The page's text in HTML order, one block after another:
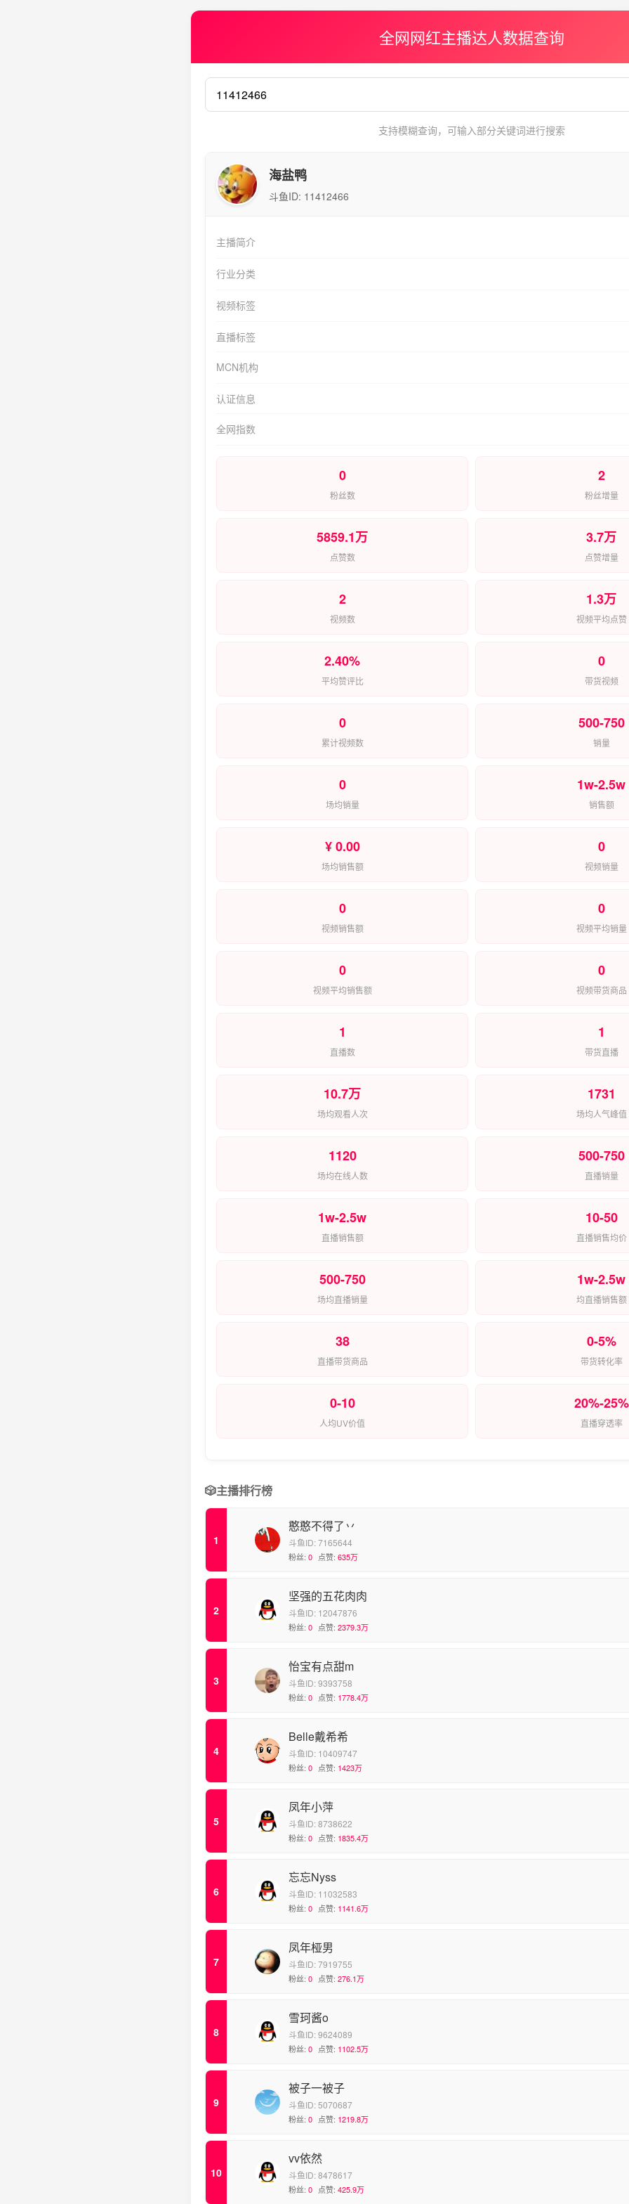
全网网红主播达人数据查询
支持模糊查询，可输入部分关键词进行搜索
海盐鸭
斗鱼ID: 11412466
主播简介
行业分类
视频标签
直播标签
MCN机构
认证信息
全网指数
0
粉丝数
2
粉丝增量
5859.1万
点赞数
3.7万
点赞增量
2
视频数
1.3万
视频平均点赞
2.40%
平均赞评比
0
带货视频
0
累计视频数
500-750
销量
0
场均销量
1w-2.5w
销售额
¥ 0.00
场均销售额
0
视频销量
0
视频销售额
0
视频平均销量
0
视频平均销售额
0
视频带货商品
1
直播数
1
带货直播
10.7万
场均观看人次
1731
场均人气峰值
1120
场均在线人数
500-750
直播销量
1w-2.5w
直播销售额
10-50
直播销售均价
500-750
场均直播销量
1w-2.5w
均直播销售额
38
直播带货商品
0-5%
带货转化率
0-10
人均UV价值
20%-25%
直播穿透率
🎲主播排行榜
憨憨不得了丷
斗鱼ID:7165644
粉丝: 0 点赞: 635万
坚强的五花肉肉
斗鱼ID: 12047876
粉丝: 0 点赞: 2379.3万
怡宝有点甜m
斗鱼ID:9393758
粉丝: 0 点赞: 1778.4万
Belle戴希希
斗鱼ID: 10409747
粉丝: 0 点赞: 1423万
凤年小萍
斗鱼ID:8738622
粉丝: 0 点赞: 1835.4万
忘忘Nyss
斗鱼ID: 11032583
粉丝: 0 点赞: 1141.6万
凤年桠男
斗鱼ID:7919755
粉丝: 0 点赞: 276.1万
雪珂酱o
斗鱼ID:9624089
粉丝: 0 点赞: 1102.5万
被子一被子
斗鱼ID:5070687
粉丝: 0 点赞: 1219.8万
vv依然
斗鱼ID:8478617
粉丝: 0 点赞: 425.9万